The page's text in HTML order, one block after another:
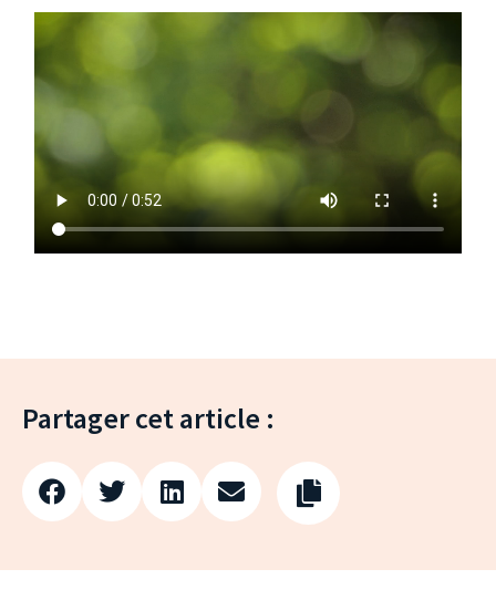
Partager cet article :